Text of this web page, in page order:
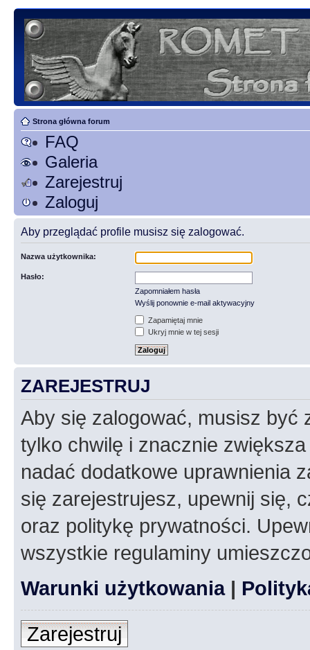
Strona główna forum
FAQ
Galeria
Zarejestruj
Zaloguj
Aby przeglądać profile musisz się zalogować.
Nazwa użytkownika:
Hasło:
Zapomniałem hasła
Wyślij ponownie e-mail aktywacyjny
Zapamiętaj mnie
Ukryj mnie w tej sesji
ZAREJESTRUJ
Aby się zalogować, musisz być
tylko chwilę i znacznie
nadać dodatkowe uprawnienia
się zarejestrujesz, upewnij się,
oraz politykę prywatności.
wszystkie regulaminy
Warunki użytkowania|
Zarejestruj